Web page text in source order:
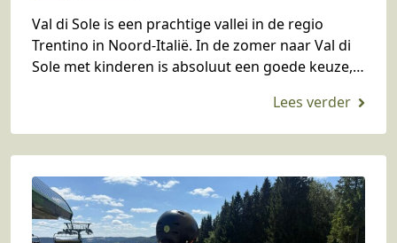
Val di Sole is een prachtige vallei in de regio
Trentino in Noord-Italië. In de zomer naar Val di
Sole met kinderen is absoluut een goede keuze,